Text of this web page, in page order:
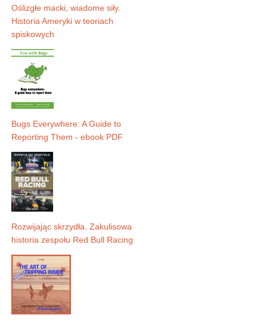
Oślizgłe macki, wiadome siły.
Historia Ameryki w teoriach
spiskowych
Bugs Everywhere: A Guide to
Reporting Them - ebook PDF
Rozwijając skrzydła. Zakulisowa
historia zespołu Red Bull Racing